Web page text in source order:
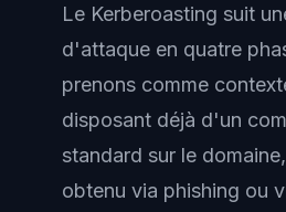
Le Kerberoasting suit
d'attaque en quatre
prenons comme
disposant déjà d'un
standard sur le
obtenu via phishing ou